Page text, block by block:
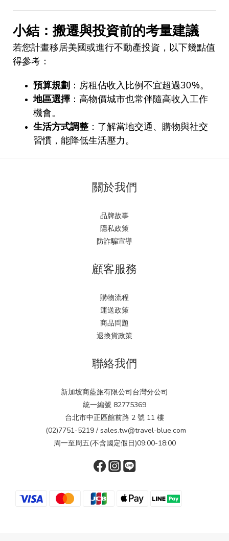
小結：搬遷與投資前的考量建議
若您計畫移居美國或進行不動產投資，以下幾點值
得參考：
預算規劃 ：房租佔收入比例不宜超過30%。
地區選擇 ：高物價城市也常伴隨高收入工作
機會。
生活方式調整 ：了解當地交通、購物與社交
習慣，能降低生活壓力。
關於我們
品牌故事
隱私政策
防詐騙宣導
顧客服務
購物流程
運送政策
商品問題
退換貨政策
聯絡我們
新加坡商藍旅有限公司台灣分公司
統一編號 82775369
台北市中正區館前路 2 號 11 樓
(02)7751-5219 / sales.tw@travel-blue.com
周一至周五(不含國定假日)09:00-18:00